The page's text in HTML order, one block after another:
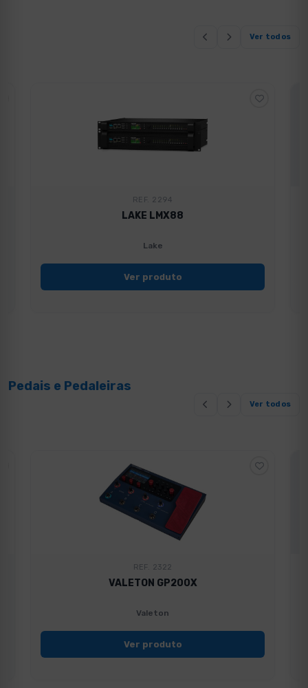
Ver todos
REF. 2294
LAKE LMX88
Lake
Ver produto
Pedais e Pedaleiras
Ver todos
REF. 2322
VALETON GP200X
Valeton
Ver produto